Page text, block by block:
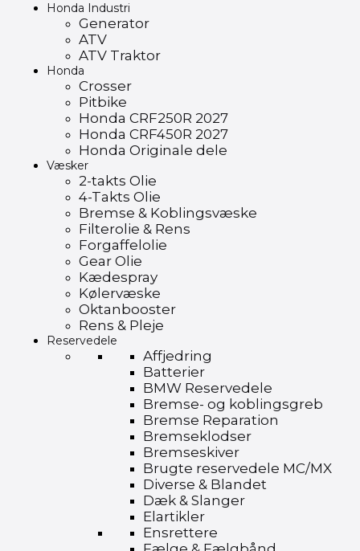
Honda Industri
Generator
ATV
ATV Traktor
Honda
Crosser
Pitbike
Honda CRF250R 2027
Honda CRF450R 2027
Honda Originale dele
Væsker
2-takts Olie
4-Takts Olie
Bremse & Koblingsvæske
Filterolie & Rens
Forgaffelolie
Gear Olie
Kædespray
Kølervæske
Oktanbooster
Rens & Pleje
Reservedele
Affjedring
Batterier
BMW Reservedele
Bremse- og koblingsgreb
Bremse Reparation
Bremseklodser
Bremseskiver
Brugte reservedele MC/MX
Diverse & Blandet
Dæk & Slanger
Elartikler
Ensrettere